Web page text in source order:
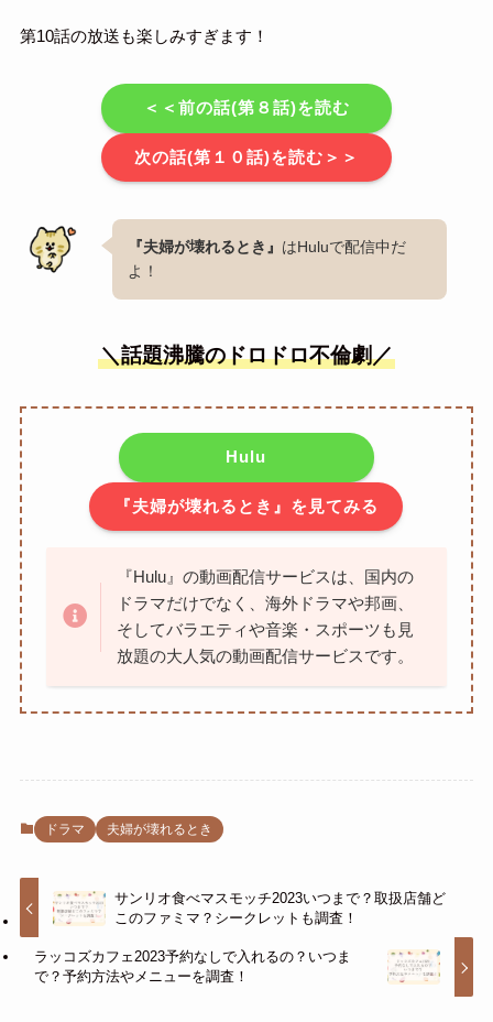
第10話の放送も楽しみすぎます！
＜＜前の話(第８話)を読む
次の話(第１０話)を読む＞＞
『夫婦が壊れるとき』 はHuluで配信中だ
よ！
＼話題沸騰のドロドロ不倫劇／
Hulu
『夫婦が壊れるとき』を見てみる
『Hulu』の動画配信サービスは、国内の
ドラマだけでなく、海外ドラマや邦画、
そしてバラエティや音楽・スポーツも見
放題の大人気の動画配信サービスです。
ドラマ 夫婦が壊れるとき
サンリオ食べマスモッチ2023いつまで？取扱店舗ど
このファミマ？シークレットも調査！
ラッコズカフェ2023予約なしで入れるの？いつま
で？予約方法やメニューを調査！